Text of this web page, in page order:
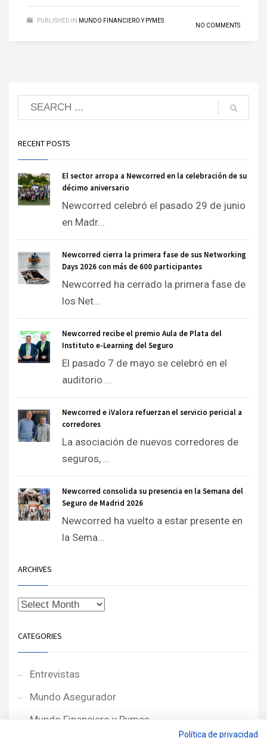
PUBLISHED IN MUNDO FINANCIERO Y PYMES
NO COMMENTS
RECENT POSTS
El sector arropa a Newcorred en la celebración de su
décimo aniversario
Newcorred celebró el pasado 29 de junio
en Madr...
Newcorred cierra la primera fase de sus Networking
Days 2026 con más de 600 participantes
Newcorred ha cerrado la primera fase de
los Net...
Newcorred recibe el premio Aula de Plata del
Instituto e-Learning del Seguro
El pasado 7 de mayo se celebró en el
auditorio ...
Newcorred e iValora refuerzan el servicio pericial a
corredores
La asociación de nuevos corredores de
seguros, ...
Newcorred consolida su presencia en la Semana del
Seguro de Madrid 2026
Newcorred ha vuelto a estar presente en
la Sema...
ARCHIVES
CATEGORIES
Entrevistas
Mundo Asegurador
Mundo Financiero y Pymes
Política de privacidad